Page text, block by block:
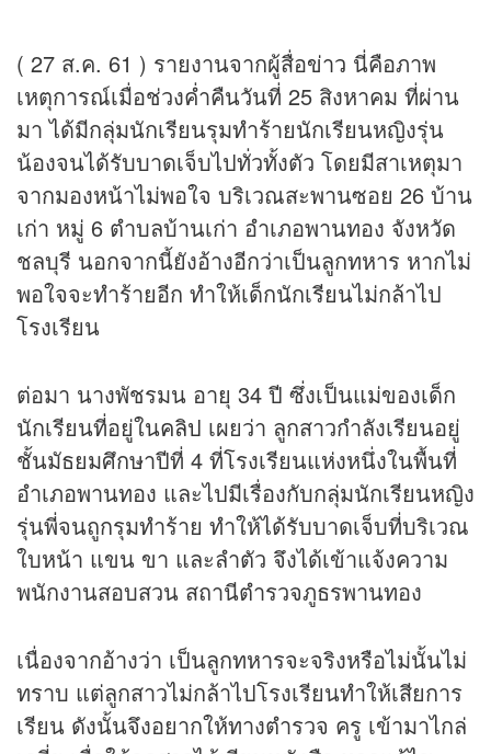
( 27 ส.ค. 61 ) รายงานจากผู้สื่อข่าว นี่คือภาพ
เหตุการณ์เมื่อช่วงค่ำคืนวันที่ 25 สิงหาคม ที่ผ่าน
มา ได้มีกลุ่มนักเรียนรุมทำร้ายนักเรียนหญิงรุ่น
น้องจนได้รับบาดเจ็บไปทั่วทั้งตัว โดยมีสาเหตุมา
จากมองหน้าไม่พอใจ บริเวณสะพานซอย 26 บ้าน
เก่า หมู่ 6 ตำบลบ้านเก่า อำเภอพานทอง จังหวัด
ชลบุรี นอกจากนี้ยังอ้างอีกว่าเป็นลูกทหาร หากไม่
พอใจจะทำร้ายอีก ทำให้เด็กนักเรียนไม่กล้าไป
โรงเรียน
ต่อมา นางพัชรมน อายุ 34 ปี ซึ่งเป็นแม่ของเด็ก
นักเรียนที่อยู่ในคลิป เผยว่า ลูกสาวกำลังเรียนอยู่
ชั้นมัธยมศึกษาปีที่ 4 ที่โรงเรียนแห่งหนึ่งในพื้นที่
อำเภอพานทอง และไปมีเรื่องกับกลุ่มนักเรียนหญิง
รุ่นพี่จนถูกรุมทำร้าย ทำให้ได้รับบาดเจ็บที่บริเวณ
ใบหน้า แขน ขา และลำตัว จึงได้เข้าแจ้งความ
พนักงานสอบสวน สถานีตำรวจภูธรพานทอง
เนื่องจากอ้างว่า เป็นลูกทหารจะจริงหรือไม่นั้นไม่
ทราบ แต่ลูกสาวไม่กล้าไปโรงเรียนทำให้เสียการ
เรียน ดังนั้นจึงอยากให้ทางตำรวจ ครู เข้ามาไกล่